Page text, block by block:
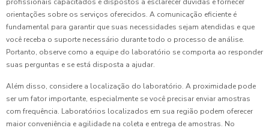
orientações sobre os serviços oferecidos. A comunicação eficiente é
fundamental para garantir que suas necessidades sejam atendidas e que
você receba o suporte necessário durante todo o processo de análise.
Portanto, observe como a equipe do laboratório se comporta ao responder
suas perguntas e se está disposta a ajudar.
Além disso, considere a localização do laboratório. A proximidade pode
ser um fator importante, especialmente se você precisar enviar amostras
com frequência. Laboratórios localizados em sua região podem oferecer
maior conveniência e agilidade na coleta e entrega de amostras. No